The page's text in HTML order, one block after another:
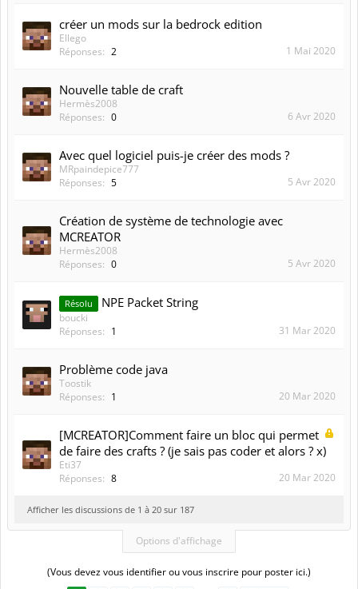
créer un mods sur la bedrock edition
Ellego
Réponses: 2 1 Mai 2020
Nouvelle table de craft
Hermès2008
Réponses: 0 6 Avr 2020
Avec quel logiciel puis-je créer des mods ?
MRpaindepice777
Réponses: 5 5 Avr 2020
Création de système de technologie avec
MCREATOR
Hermès2008
Réponses: 0 5 Avr 2020
Résolu NPE Packet String
boucki
Réponses: 1 31 Mar 2020
Problème code java
Toostik
Réponses: 1 20 Mar 2020
[MCREATOR]Comment faire un bloc qui permet
de faire des crafts ? (je sais pas coder et alors ? x)
Eti37
Réponses: 8 20 Mar 2020
Afficher les discussions de 1 à 20 sur 187
Options d'affichage
(Vous devez vous identifier ou vous inscrire pour poster ici.)